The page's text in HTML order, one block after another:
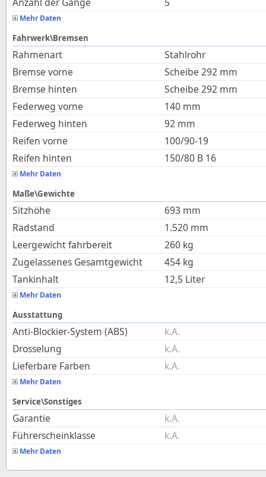
Mehr Daten
Fahrwerk\Bremsen
Rahmenart
Stahlrohr
Bremse vorne
Scheibe 292 mm
Bremse hinten
Scheibe 292 mm
Federweg vorne
140 mm
Federweg hinten
92 mm
Reifen vorne
100/90-19
Reifen hinten
150/80 B 16
Mehr Daten
Maße\Gewichte
Sitzhöhe 693 mm
Radstand
1.520 mm
Leergewicht fahrbereit
260 kg
Zugelassenes Gesamtgewicht
454 kg
Tankinhalt
12,5 Liter
Mehr Daten
Ausstattung
Anti-Blockier-System (ABS)
k.A.
Drosselung
k.A.
Lieferbare Farben
k.A.
Mehr Daten
Service\Sonstiges
Garantie
k.A.
Führerscheinklasse
k.A.
Mehr Daten